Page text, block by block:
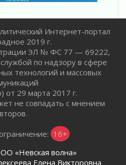
области
«Дороги жизни»
передовую подготовку
«Избушка-
Интернет-портал
2019 г.
ЭЛ № ФС 77 — 69222,
по надзору в сфере
технологий и массовых
от 29 марта 2017 г.
не совпадать с мнением
16+
«Невская волна»
Елена Викторовна